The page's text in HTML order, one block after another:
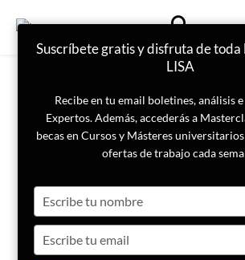
Suscríbete gratis y disfruta de toda
LISA
Recibe en tu email boletines, análisis
Expertos. Además, accederás a
becas en Cursos y Másteres
ofertas de trabajo cada
your
name
your